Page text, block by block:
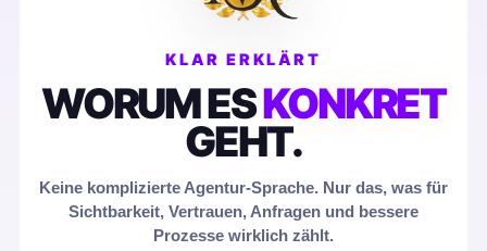
KLAR ERKLÄRT
WORUM ESKONKRET
GEHT.
Keine komplizierte Agentur-Sprache. Nur das, was für
Sichtbarkeit, Vertrauen, Anfragen und bessere
Prozesse wirklich zählt.